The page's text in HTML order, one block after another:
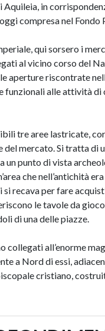
in
compresa nel Fondo
qui sorsero i
al vicino corso del
aperture riscontrate
funzionali alle attività di
tre aree lastricate,
del mercato. Si tratta di
un punto di vista
che nell’antichità
si recava per fare
le tavole da
di una delle piazze.
collegati all’enorme
a Nord di essi,
cristiano,